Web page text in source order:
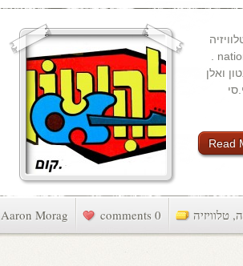
הטלוויזיה
ואלן
Read
Aaron Morag 0 comments , טלוויזיה